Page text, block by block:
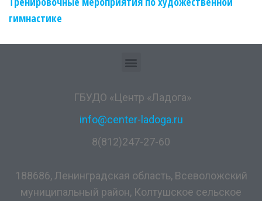
гимнастике
ГБУДО «Центр «Ладога»
info@center-ladoga.ru
8(812)247-27-60
188686, Ленинградская область, Всеволожский
муниципальный район, Колтушское сельское